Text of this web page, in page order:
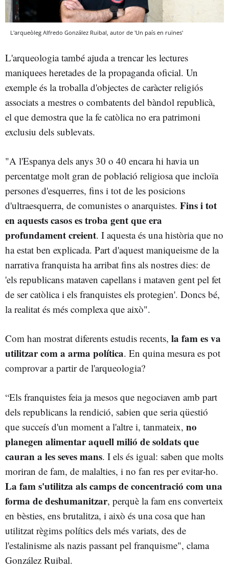
L'arqueòleg Alfredo González Ruibal, autor de 'Un país en ruïnes'
L'arqueologia també ajuda a trencar les lectures
maniquees heretades de la propaganda oficial. Un
exemple és la troballa d'objectes de caràcter religiós
associats a mestres o combatents del bàndol republicà,
el que demostra que la fe catòlica no era patrimoni
exclusiu dels sublevats.
"A l'Espanya dels anys 30 o 40 encara hi havia un
percentatge molt gran de població religiosa que incloïa
persones d'esquerres, fins i tot de les posicions
d'ultraesquerra, de comunistes o anarquistes. Fins i tot
en aquests casos es troba gent que era
profundament creient. I aquesta és una història que no
ha estat ben explicada. Part d'aquest maniqueisme de la
narrativa franquista ha arribat fins als nostres dies: de
'els republicans mataven capellans i mataven gent pel fet
de ser catòlica i els franquistes els protegien'. Doncs bé,
la realitat és més complexa que això".
Com han mostrat diferents estudis recents, la fam es va
utilitzar com a arma política. En quina mesura es pot
comprovar a partir de l'arqueologia?
“Els franquistes feia ja mesos que negociaven amb part
dels republicans la rendició, sabien que seria qüestió
que succeís d'un moment a l'altre i, tanmateix, no
planegen alimentar aquell milió de soldats que
cauran a les seves mans. I els és igual: saben que molts
moriran de fam, de malalties, i no fan res per evitar-ho.
La fam s'utilitza als camps de concentració com una
forma de deshumanitzar, perquè la fam ens converteix
en bèsties, ens brutalitza, i això és una cosa que han
utilitzat règims polítics dels més variats, des de
l'estalinisme als nazis passant pel franquisme", clama
González Ruibal.